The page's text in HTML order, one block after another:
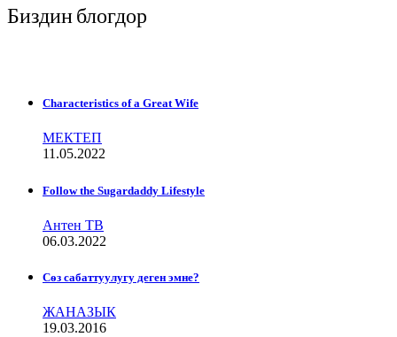
Биздин блогдор
Characteristics of a Great Wife
МЕКТЕП
11.05.2022
Follow the Sugardaddy Lifestyle
Антен ТВ
06.03.2022
Сѳз сабаттуулугу деген эмне?
ЖАНАЗЫК
19.03.2016